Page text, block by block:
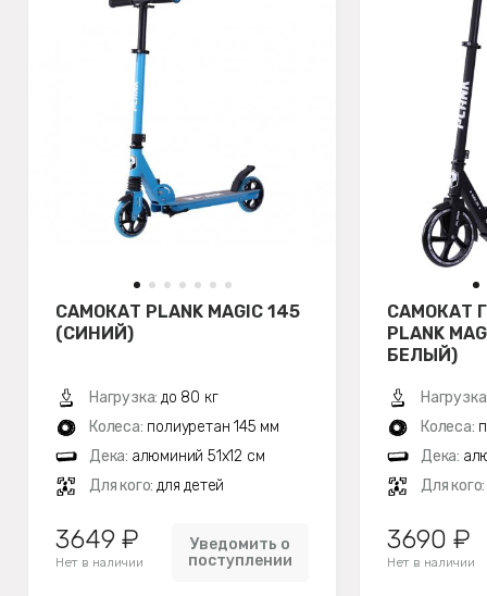
САМОКАТ PLANK MAGIC 145
(СИНИЙ)
Нагрузка: до 80 кг
Колеса: полиуретан 145 мм
Дека: алюминий 51х12 см
Для кого: для детей
3649 ₽
Нет в наличии
Уведомить о
поступлении
САМОКАТ
PLANK
БЕЛЫЙ)
Колеса:
Дека:
Для кого:
3690 ₽
Нет в наличии